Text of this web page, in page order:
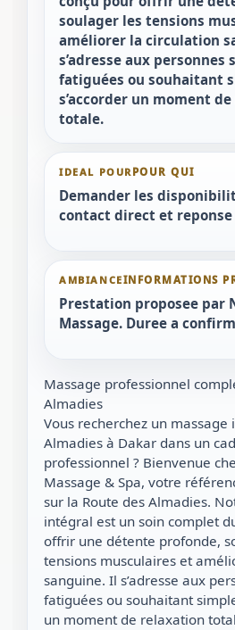
soulager les tensions
améliorer la circulation
s’adresse aux personnes
fatiguées ou souhaitant
s’accorder un moment
totale.
IDEAL POUR
Demander les
contact direct et
AMBIANCE
Prestation proposee par
Massage. Duree a
Massage professionnel
Almadies
Vous recherchez un
Almadies à Dakar dans un
professionnel ? Bienvenue
Massage & Spa, votre
sur la Route des Almadies.
intégral est un soin complet
offrir une détente profonde,
tensions musculaires et
sanguine. Il s’adresse aux
fatiguées ou souhaitant
un moment de relaxation